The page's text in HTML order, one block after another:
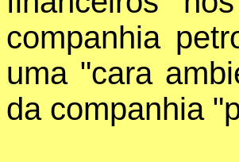
companhia
uma "cara
da companhia